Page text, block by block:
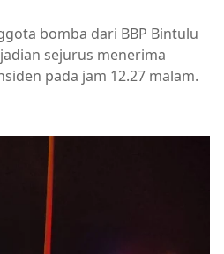
bomba dari BBP Bintulu
sejurus menerima
pada jam 12.27 malam.